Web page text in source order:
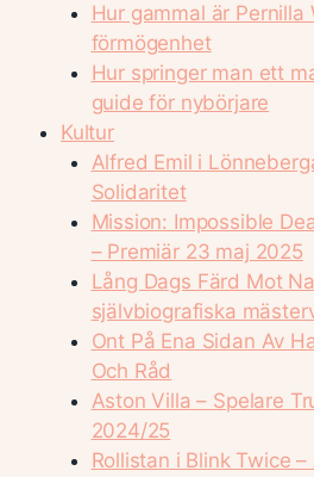
Hur gammal är Pernilla
förmögenhet
Hur springer man ett
guide för nybörjare
Kultur
Alfred Emil i
Solidaritet
Mission: Impossible
– Premiär 23 maj 2025
Lång Dags Färd Mot
självbiografiska
Ont På Ena Sidan Av
Och Råd
Aston Villa – Spelare
2024/25
Rollistan i Blink Twice